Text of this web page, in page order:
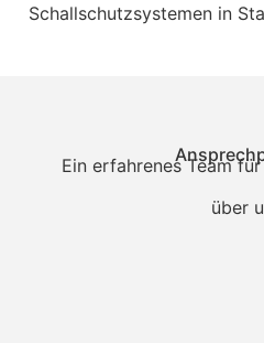
Schallschutzsystemen in
Ein erfahrenes Team
über